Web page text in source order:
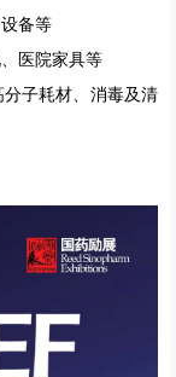
备等
医院家具等
子耗材、消毒及清